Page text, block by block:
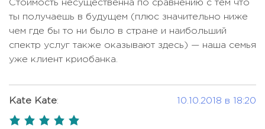
Стоимость несущественна по сравнению с тем что
ты получаешь в будущем (плюс значительно ниже
чем где бы то ни было в стране и наибольший
спектр услуг также оказывают здесь) — наша семья
уже клиент криобанка.
Kate Kate: 10.10.2018 в 18:20
5,0